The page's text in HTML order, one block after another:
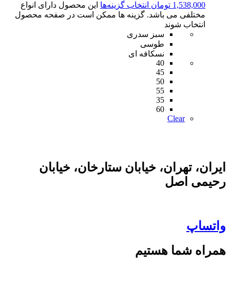
1,538,000 تومان انتخاب گزینه‌ها این محصول دارای انواع
مختلفی می باشد. گزینه ها ممکن است در صفحه محصول
انتخاب شوند
سبز سدری
طوسی
نسکافه ای
40
45
50
55
35
60
Clear
ایران، تهران، خیابان ستارخان، خیابان
رحیمی اصل
واتساپ
همراه شما هستیم